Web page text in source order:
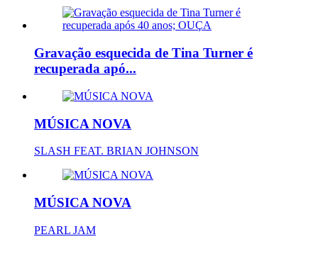
Gravação esquecida de Tina Turner é
recuperada apó...
MÚSICA NOVA
SLASH FEAT. BRIAN JOHNSON
MÚSICA NOVA
PEARL JAM